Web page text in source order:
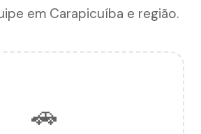
em Carapicuíba e região.
🚗